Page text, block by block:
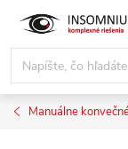
obsah
Manuálne